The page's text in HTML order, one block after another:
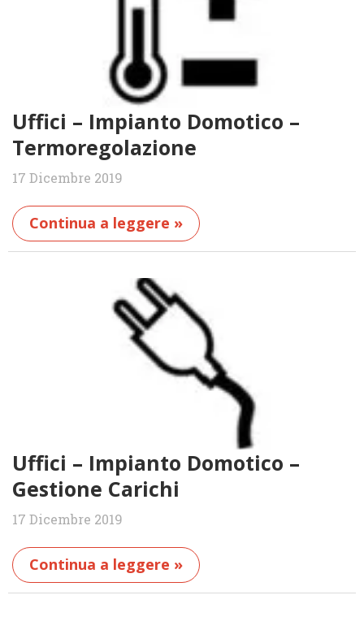
Uffici – Impianto Domotico –
Termoregolazione
17 Dicembre 2019
Continua a leggere »
Uffici – Impianto Domotico –
Gestione Carichi
17 Dicembre 2019
Continua a leggere »